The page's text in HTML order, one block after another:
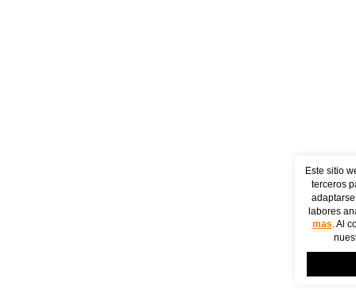
Este sitio
terceros
labores
mas. Al